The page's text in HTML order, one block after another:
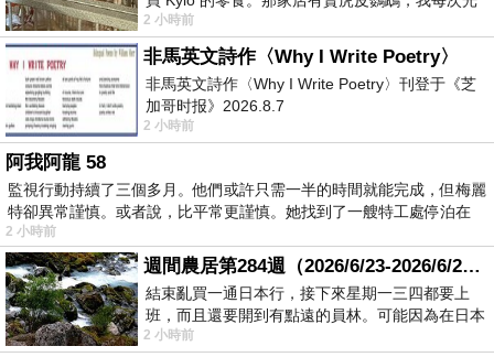
顧都會去看一下。他們偶爾會引進 C
2 小時前
非馬英文詩作〈Why I Write Poetry〉
非馬英文詩作〈Why I Write Poetry〉刊登于《芝
加哥时报》2026.8.7
2 小時前
阿我阿龍 58
監視行動持續了三個多月。他們或許只需一半的時間就能完成，但梅麗
特卻異常謹慎。或者說，比平常更謹慎。她找到了一艘特工處停泊在
2 小時前
週間農居第284週（2026/6/23-2026/6/24) 夏至 金黃稻浪洋溢豐收喜悅
結束亂買一通日本行，接下來星期一三四都要上
班，而且還要開到有點遠的員林。可能因為在日本
花不少錢，星期一出門上班時，心裡沒有一
2 小時前